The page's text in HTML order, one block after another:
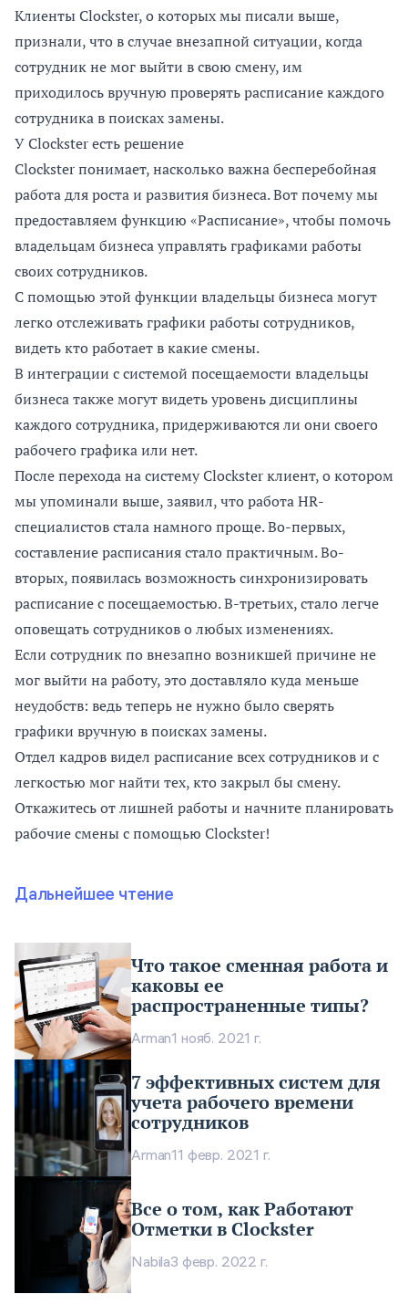
Клиенты Clockster, о которых мы писали выше,
признали, что в случае внезапной ситуации, когда
сотрудник не мог выйти в свою смену, им
приходилось вручную проверять расписание каждого
сотрудника в поисках замены.
У Clockster есть решение
Clockster понимает, насколько важна бесперебойная
работа для роста и развития бизнеса. Вот почему мы
предоставляем функцию «Расписание», чтобы помочь
владельцам бизнеса управлять графиками работы
своих сотрудников.
С помощью этой функции владельцы бизнеса могут
легко отслеживать графики работы сотрудников,
видеть кто работает в какие смены.
В интеграции с системой посещаемости владельцы
бизнеса также могут видеть уровень дисциплины
каждого сотрудника, придерживаются ли они своего
рабочего графика или нет.
После перехода на систему Clockster клиент, о котором
мы упоминали выше, заявил, что работа HR-
специалистов стала намного проще. Во-первых,
составление расписания стало практичным. Во-
вторых, появилась возможность синхронизировать
расписание с посещаемостью. В-третьих, стало легче
оповещать сотрудников о любых изменениях.
Если сотрудник по внезапно возникшей причине не
мог выйти на работу, это доставляло куда меньше
неудобств: ведь теперь не нужно было сверять
графики вручную в поисках замены.
Отдел кадров видел расписание всех сотрудников и с
легкостью мог найти тех, кто закрыл бы смену.
Откажитесь от лишней работы и начните планировать
рабочие смены с помощью Clockster!
Дальнейшее чтение
Что такое сменная работа и
каковы ее
распространенные типы?
Arman1 нояб. 2021 г.
7 эффективных систем для
учета рабочего времени
сотрудников
Arman11 февр. 2021 г.
Все о том, как Работают
Отметки в Clockster
Nabila3 февр. 2022 г.